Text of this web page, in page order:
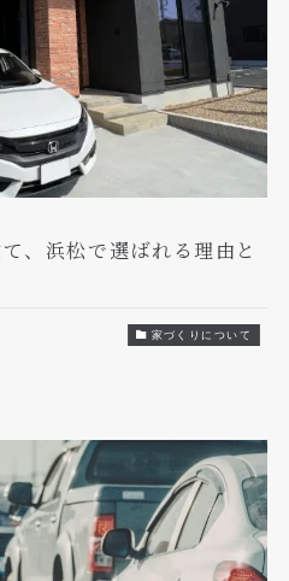
、浜松で選ばれる理由と
家づくりについて